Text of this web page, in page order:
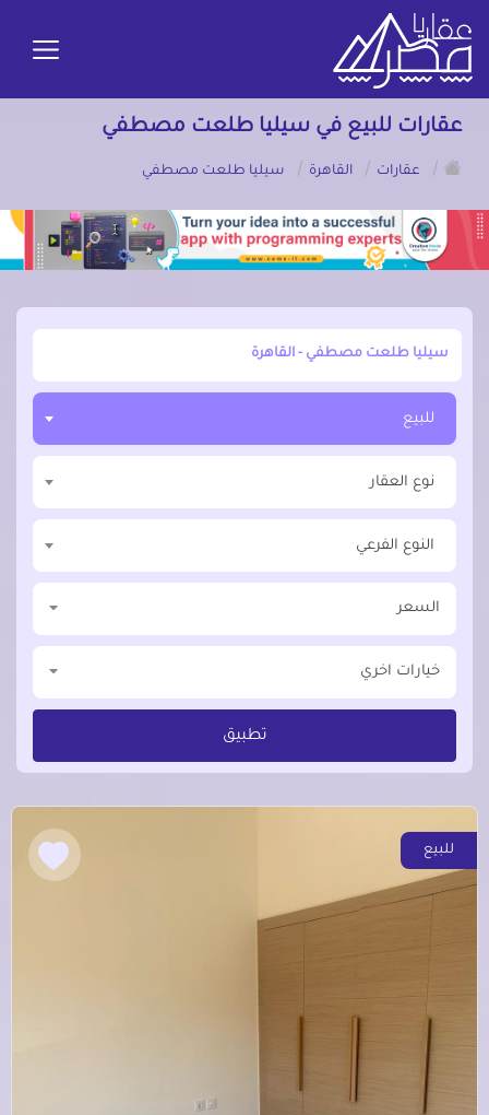
عقارات للبيع في سيليا طلعت مصطفي
/
عقارات / القاهرة / سيليا طلعت مصطفي
أبحث عن مدينة, محافظة, حي
للبيع
نوع العقار
النوع الفرعي
السعر
خيارات اخري
تطبيق
للبيع